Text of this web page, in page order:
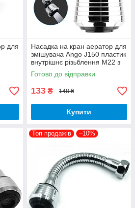
для
Насадка на кран аератор для
змішувача Ango J150 пластик
внутрішнє різьблення М22 з
перехідником на М24
Готово до відправки
133 ₴ 148 ₴
Купити
Топ продажів –10%